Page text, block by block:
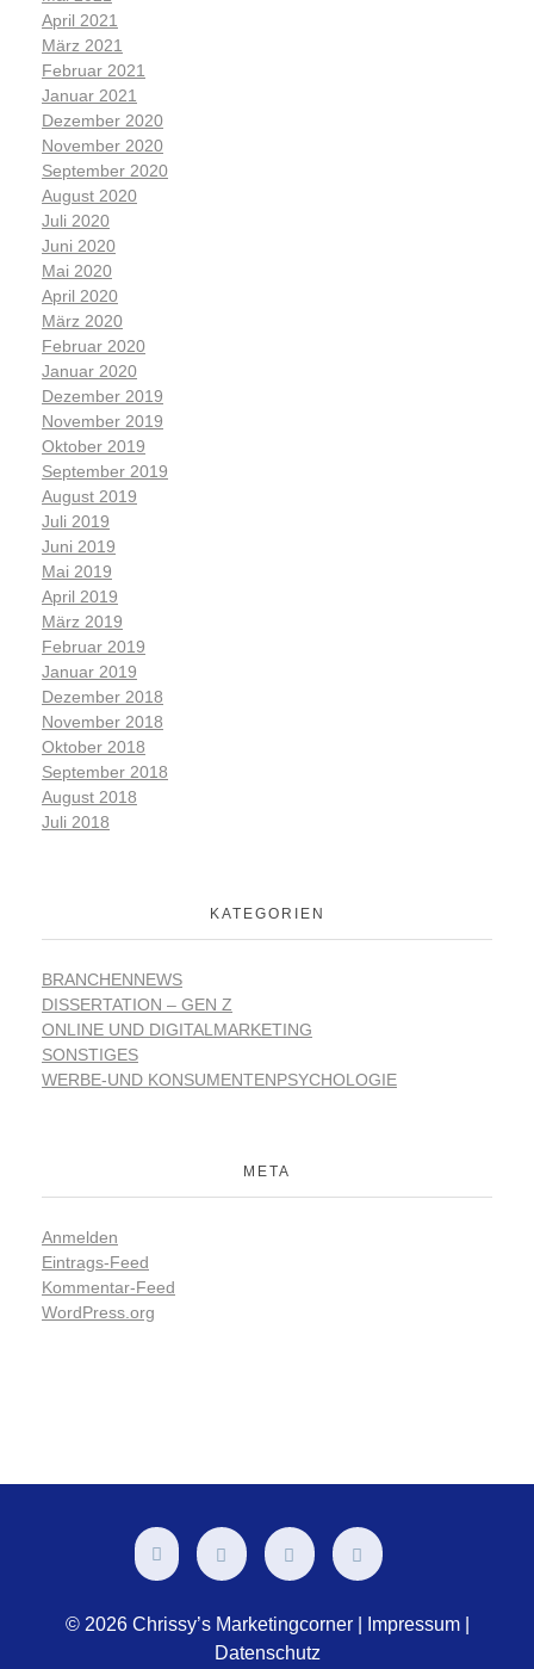
April 2021
März 2021
Februar 2021
Januar 2021
Dezember 2020
November 2020
September 2020
August 2020
Juli 2020
Juni 2020
Mai 2020
April 2020
März 2020
Februar 2020
Januar 2020
Dezember 2019
November 2019
Oktober 2019
September 2019
August 2019
Juli 2019
Juni 2019
Mai 2019
April 2019
März 2019
Februar 2019
Januar 2019
Dezember 2018
November 2018
Oktober 2018
September 2018
August 2018
Juli 2018
KATEGORIEN
BRANCHENNEWS
DISSERTATION – GEN Z
ONLINE UND DIGITALMARKETING
SONSTIGES
WERBE-UND KONSUMENTENPSYCHOLOGIE
META
Anmelden
Eintrags-Feed
Kommentar-Feed
WordPress.org
© 2026 Chrissy’s Marketingcorner | Impressum|
Datenschutz